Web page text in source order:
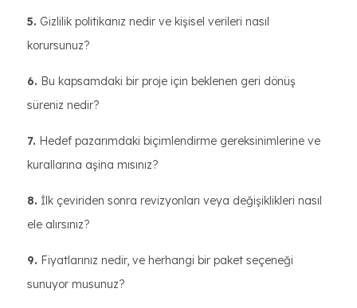
5. Gizlilik politikanız nedir ve kişisel verileri nasıl
korursunuz?
6. Bu kapsamdaki bir proje için beklenen geri dönüş
süreniz nedir?
7. Hedef pazarımdaki biçimlendirme gereksinimlerine ve
kurallarına aşina mısınız?
8. İlk çeviriden sonra revizyonları veya değişiklikleri nasıl
ele alırsınız?
9. Fiyatlarınız nedir, ve herhangi bir paket seçeneği
sunuyor musunuz?